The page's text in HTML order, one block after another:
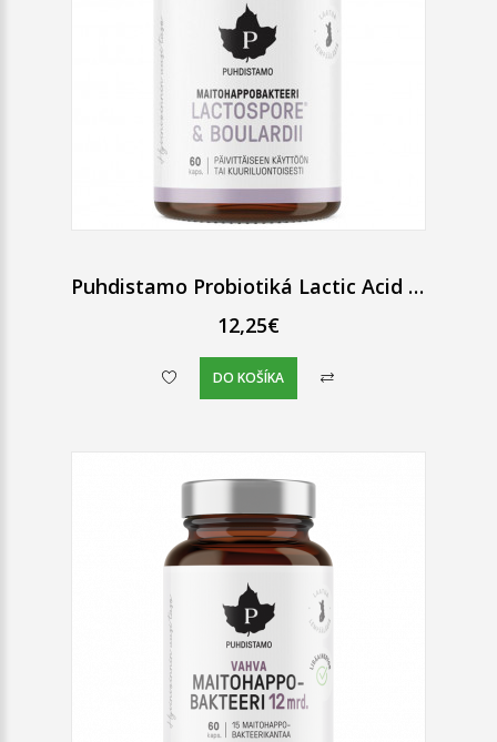
Puhdistamo Probiotiká Lactic Acid Bacteria Boulardii, LactoSpore a Lynside
12,25€
DO KOŠÍKA